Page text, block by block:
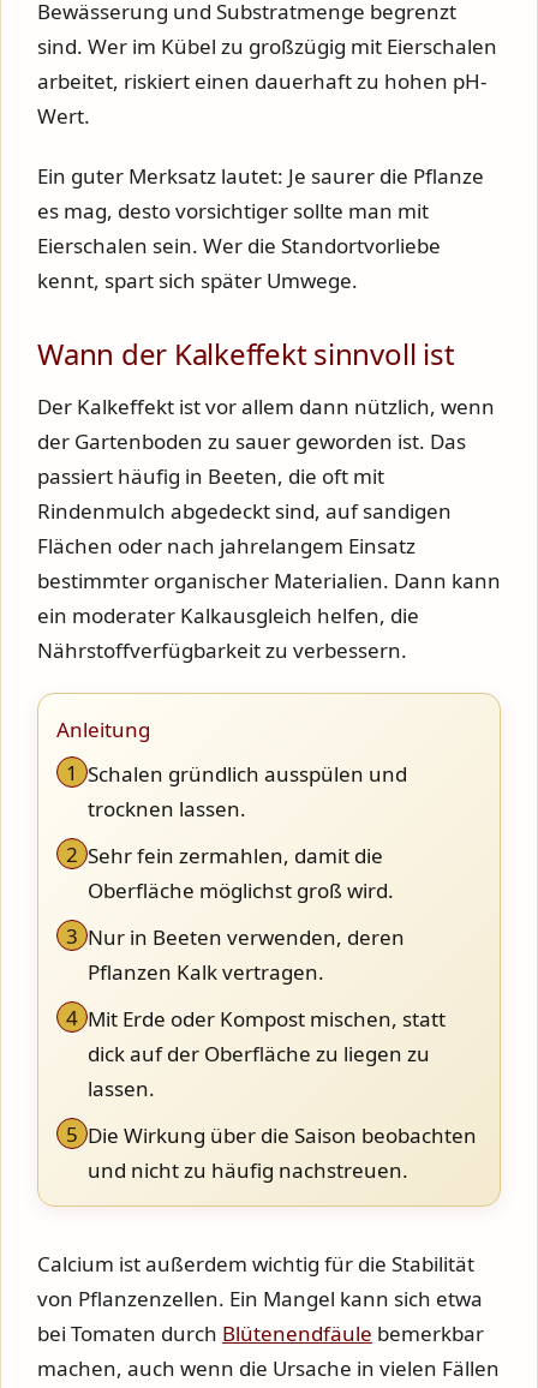
Bewässerung und Substratmenge begrenzt
sind. Wer im Kübel zu großzügig mit Eierschalen
arbeitet, riskiert einen dauerhaft zu hohen pH-
Wert.
Ein guter Merksatz lautet: Je saurer die Pflanze
es mag, desto vorsichtiger sollte man mit
Eierschalen sein. Wer die Standortvorliebe
kennt, spart sich später Umwege.
Wann der Kalkeffekt sinnvoll ist
Der Kalkeffekt ist vor allem dann nützlich, wenn
der Gartenboden zu sauer geworden ist. Das
passiert häufig in Beeten, die oft mit
Rindenmulch abgedeckt sind, auf sandigen
Flächen oder nach jahrelangem Einsatz
bestimmter organischer Materialien. Dann kann
ein moderater Kalkausgleich helfen, die
Nährstoffverfügbarkeit zu verbessern.
Anleitung
1 Schalen gründlich ausspülen und
trocknen lassen.
2 Sehr fein zermahlen, damit die
Oberfläche möglichst groß wird.
3 Nur in Beeten verwenden, deren
Pflanzen Kalk vertragen.
4 Mit Erde oder Kompost mischen, statt
dick auf der Oberfläche zu liegen zu
lassen.
5 Die Wirkung über die Saison beobachten
und nicht zu häufig nachstreuen.
Calcium ist außerdem wichtig für die Stabilität
von Pflanzenzellen. Ein Mangel kann sich etwa
bei Tomaten durch Blütenendfäule bemerkbar
machen, auch wenn die Ursache in vielen Fällen